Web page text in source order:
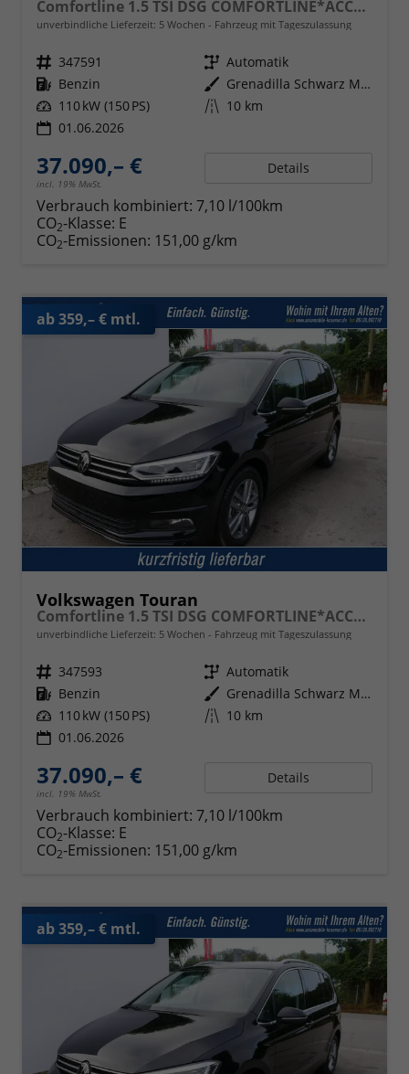
Comfortline 1.5 TSI DSG COMFORTLINE*ACC*LED*PDC*KAMERA*NAVI*SHZ* 7-SITZER 17-ZOLL
unverbindliche Lieferzeit: 5 Wochen Fahrzeug mit Tageszulassung
Fahrzeugnr. 347591 Getriebe Automatik
Kraftstoff Benzin Außenfarbe
Grenadilla Schwarz Metallic
Leistung 110 kW (150 PS) Kilometerstand 10 km
01.06.2026
37.090,– €
incl. 19% MwSt.
Details
Verbrauch kombiniert: 7,10 l/100km
CO2-Klasse: E
CO2-Emissionen: 151,00 g/km
ab 359,– € mtl.
Volkswagen Touran
Comfortline 1.5 TSI DSG COMFORTLINE*ACC*LED*PDC*KAMERA*NAVI*SHZ* 7-SITZER 17-ZOLL
unverbindliche Lieferzeit: 5 Wochen Fahrzeug mit Tageszulassung
Fahrzeugnr. 347593 Getriebe Automatik
Kraftstoff Benzin Außenfarbe
Grenadilla Schwarz Metallic
Leistung 110 kW (150 PS) Kilometerstand 10 km
01.06.2026
37.090,– €
incl. 19% MwSt.
Details
Verbrauch kombiniert: 7,10 l/100km
CO2-Klasse: E
CO2-Emissionen: 151,00 g/km
ab 359,– € mtl.